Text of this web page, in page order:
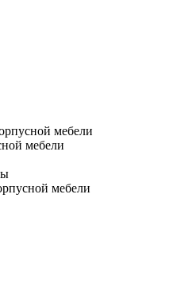
мебели
мебели
мебели